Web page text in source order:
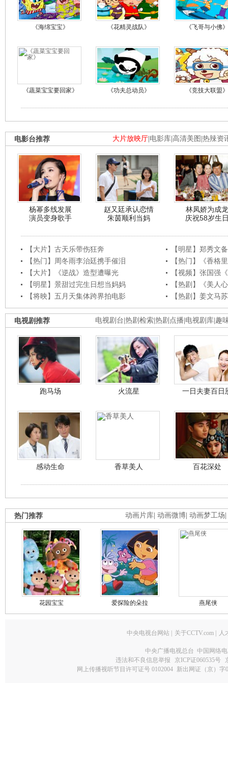
《海绵宝宝》 《花精灵战队》 《飞哥与小佛》
《蔬菜宝宝要回家》 《功夫总动员》 《竞技大联盟》
大片放映厅 电影库 高清美图 热辣资
电影台推荐
杨幂多线发展
演员变身歌手
赵又廷承认恋情
朱茵顺利当妈
林凤娇为成龙
庆祝58岁生
【大片】古天乐带伤狂奔
【明星】郑秀文
【热门】周冬雨李治廷携手催泪
【热门】《香格
【大片】《逆战》造型遭曝光
【视频】张国强
【明星】景甜过完生日想当妈妈
【热剧】《美人
【将映】五月天集体跨界拍电影
【热剧】姜文马
电视剧台 热剧检索 热剧点播 电视剧库 趣
电视剧推荐
跑马场 火流星 一日夫妻百日
感动生命 香草美人 百花深处
动画片库 动画微博 动画梦工场
热门推荐
花园宝宝 爱探险的朵拉 燕尾侠
中央电视台网站 关于CCTV.com 人
中央广播电视总台 中国网络
违法和不良信息举报
京ICP证060535号
网上传播视听节目许可证号 0102004 新出网证（京）